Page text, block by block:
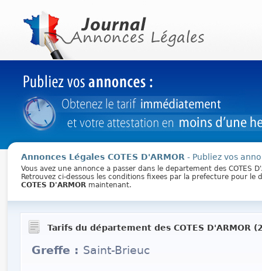
Annonces Légales COTES D'ARMOR - Publiez vos
Vous avez une annonce a passer dans le departement des COTES
Retrouvez ci-dessous les conditions fixees par la prefecture pour
COTES D'ARMORmaintenant.
Tarifs du département des COTES D'ARMOR
Greffe : Saint-Brieuc